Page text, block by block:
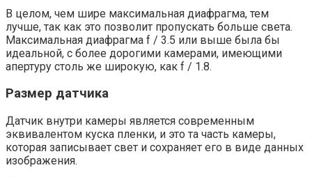
В целом, чем шире максимальная диафрагма, тем
лучше, так как это позволит пропускать больше света.
Максимальная диафрагма f / 3.5 или выше была бы
идеальной, с более дорогими камерами, имеющими
апертуру столь же широкую, как f / 1.8.
Размер датчика
Датчик внутри камеры является современным
эквивалентом куска пленки, и это та часть камеры,
которая записывает свет и сохраняет его в виде данных
изображения.